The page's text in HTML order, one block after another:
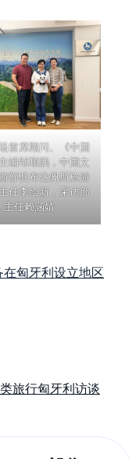
首席顾问、《中国
编邹顺鹏，中国文
部驻布达佩斯旅游
任李绘新，采访部
主任赖涵婧
匈牙利设立地区
旅行匈牙利访谈